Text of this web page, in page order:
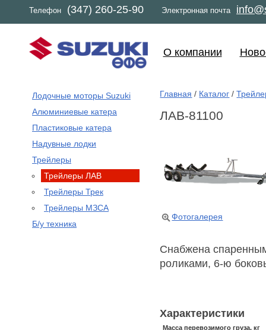
Телефон (347) 260-25-90 Электронная почта
О компании
Лодочные моторы Suzuki
Алюминиевые катера
Пластиковые катера
Надувные лодки
Трейлеры
Трейлеры ЛАВ
Трейлеры Трек
Трейлеры МЗСА
Б/у техника
Главная / Каталог /
ЛАВ-81100
Фотогалерея
Снабжена
роликами, 6-ю
Характеристики
Масса перевозимого груза, кг